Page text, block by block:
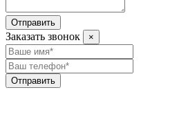
Отправить
Заказать звонок ×
Отправить